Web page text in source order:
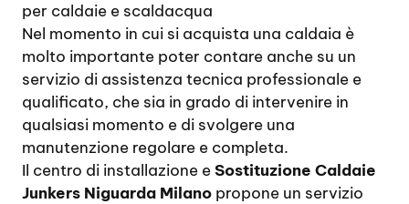
per caldaie e scaldacqua
Nel momento in cui si acquista una caldaia è
molto importante poter contare anche su un
servizio di assistenza tecnica professionale e
qualificato, che sia in grado di intervenire in
qualsiasi momento e di svolgere una
manutenzione regolare e completa.
Il centro di installazione eSostituzione Caldaie
Junkers Niguarda Milano propone un servizio